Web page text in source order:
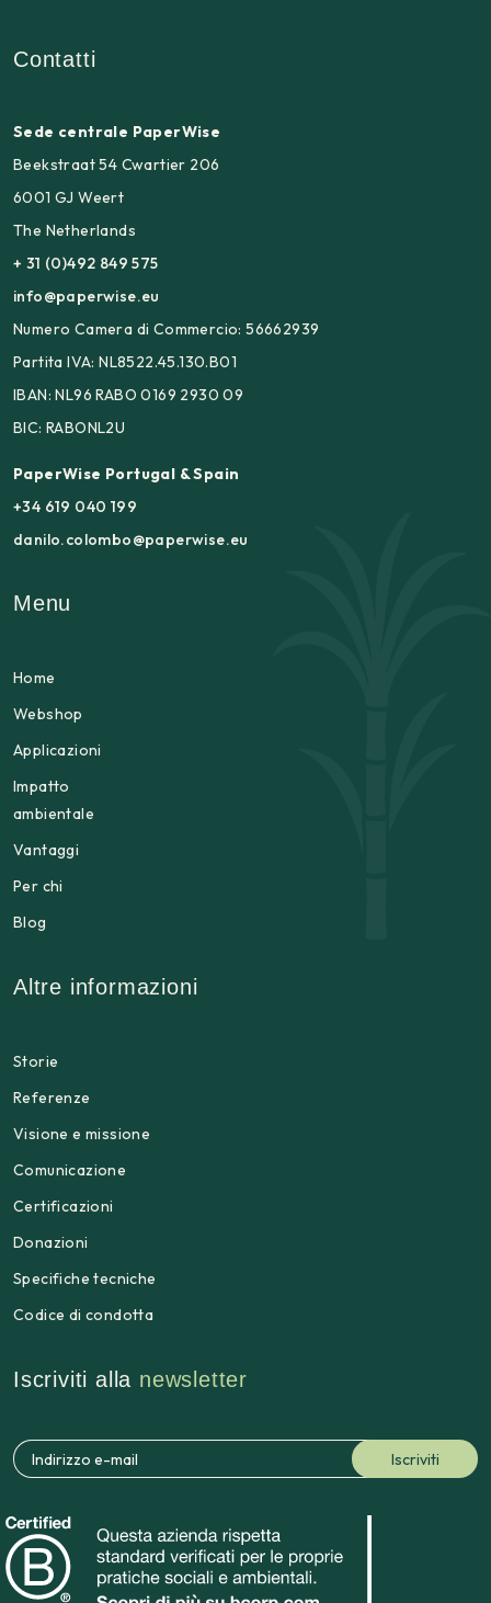
Contatti
Sede centrale PaperWise
Beekstraat 54 Cwartier 206
6001 GJ Weert
The Netherlands
+ 31 (0)492 849 575
info@paperwise.eu
Numero Camera di Commercio: 56662939
Partita IVA: NL8522.45.130.B01
IBAN: NL96 RABO 0169 2930 09
BIC: RABONL2U
PaperWise Portugal & Spain
+34 619 040 199
danilo.colombo@paperwise.eu
Menu
Home
Webshop
Applicazioni
Impatto
ambientale
Vantaggi
Per chi
Blog
Altre informazioni
Storie
Referenze
Visione e missione
Comunicazione
Certificazioni
Donazioni
Specifiche tecniche
Codice di condotta
Iscriviti alla newsletter